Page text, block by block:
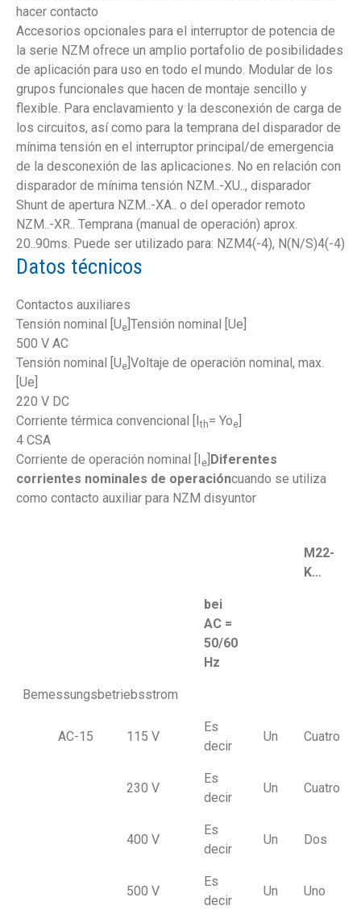
hacer contacto
Accesorios opcionales para el interruptor de potencia de
la serie NZM ofrece un amplio portafolio de posibilidades
de aplicación para uso en todo el mundo. Modular de los
grupos funcionales que hacen de montaje sencillo y
flexible. Para enclavamiento y la desconexión de carga de
los circuitos, así como para la temprana del disparador de
mínima tensión en el interruptor principal/de emergencia
de la desconexión de las aplicaciones. No en relación con
disparador de mínima tensión NZM..-XU.., disparador
Shunt de apertura NZM..-XA.. o del operador remoto
NZM..-XR.. Temprana (manual de operación) aprox.
20..90ms. Puede ser utilizado para: NZM4(-4), N(N/S)4(-4)
Datos técnicos
Contactos auxiliares
Tensión nominal [Ue ]Tensión nominal [Ue]
500 V AC
Tensión nominal [Ue ]Voltaje de operación nominal, max.
[Ue]
220 V DC
Corriente térmica convencional [Ith= Yoe
4 CSA
Corriente de operación nominal [I e Diferentes
corrientes nominales de operacióncuando se utiliza
como contacto auxiliar para NZM disyuntor
M22-
K…
bei
AC =
50/60
Hz
Bemessungsbetriebsstrom
AC-15 115 V
Es
decir
Un Cuatro
230 V
Es
decir
Un Cuatro
400 V
Es
decir
Un Dos
500 V
Es
decir
Un Uno